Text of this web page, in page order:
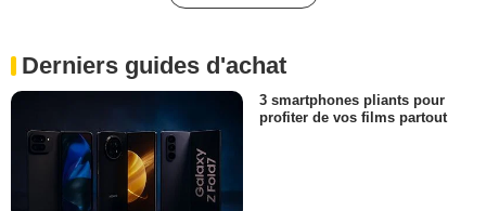
Derniers guides d'achat
3 smartphones pliants pour
profiter de vos films partout